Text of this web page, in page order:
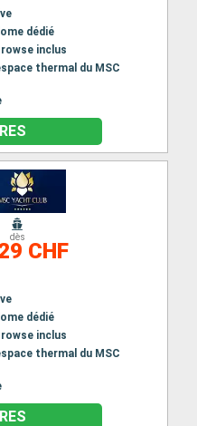
dédié
inclus
thermal du MSC
dès
CHF
dédié
inclus
thermal du MSC